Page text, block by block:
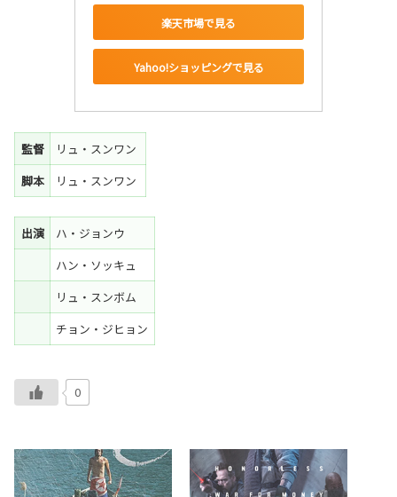
楽天市場で見る
Yahoo!ショッピングで見る
監督
リュ・スンワン
脚本
リュ・スンワン
出演
ハ・ジョンウ
ハン・ソッキュ
リュ・スンボム
チョン・ジヒョン
0